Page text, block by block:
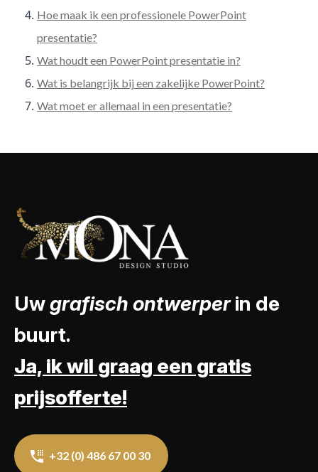
Hoe maak ik een professionele PowerPoint
presentatie?
Wat houdt een PowerPoint presentatie in?
Wat is belangrijk bij een zakelijke PowerPoint?
Wat moet er allemaal in een presentatie?
Uwgrafisch ontwerperin de
buurt.
Ja, ik wil graag een gratis
prijsofferte!
+32 (0) 486 67 00 30